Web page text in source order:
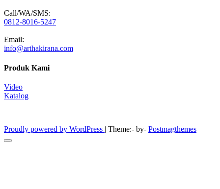
Call/WA/SMS:
0812-8016-5247
Email:
info@arthakirana.com
Produk Kami
Video
Katalog
Proudly powered by WordPress | Theme:- by- Postmagthemes